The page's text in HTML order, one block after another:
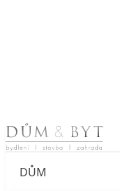
Skip to content
DŮM